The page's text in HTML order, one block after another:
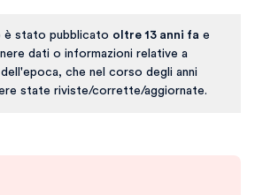
stato pubblicato oltre 13 anni fa e
dati o informazioni relative a
che nel corso degli anni
state riviste/corrette/aggiornate.